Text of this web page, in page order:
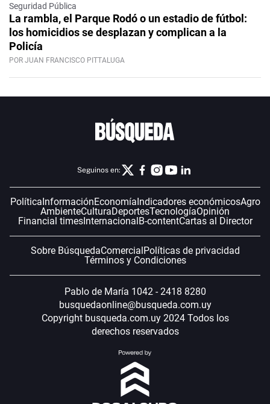
Seguridad Pública
La rambla, el Parque Rodó o un estadio de fútbol:
los homicidios se desplazan y complican a la
Policía
POR JUAN FRANCISCO PITTALUGA
Seguinos en:
Política InformaciónEconomía Indicadores económicosAgro
AmbienteCulturaDeportesTecnologíaOpinión
Financial timesInternacional B-contentCartas al Director
Sobre BúsquedaComercial Políticas de privacidad
Términos y Condiciones
Pablo de María 1042 - 2418 8280
busquedaonline@busqueda.com.uy
Copyright busqueda.com.uy 2024 Todos los
derechos reservados